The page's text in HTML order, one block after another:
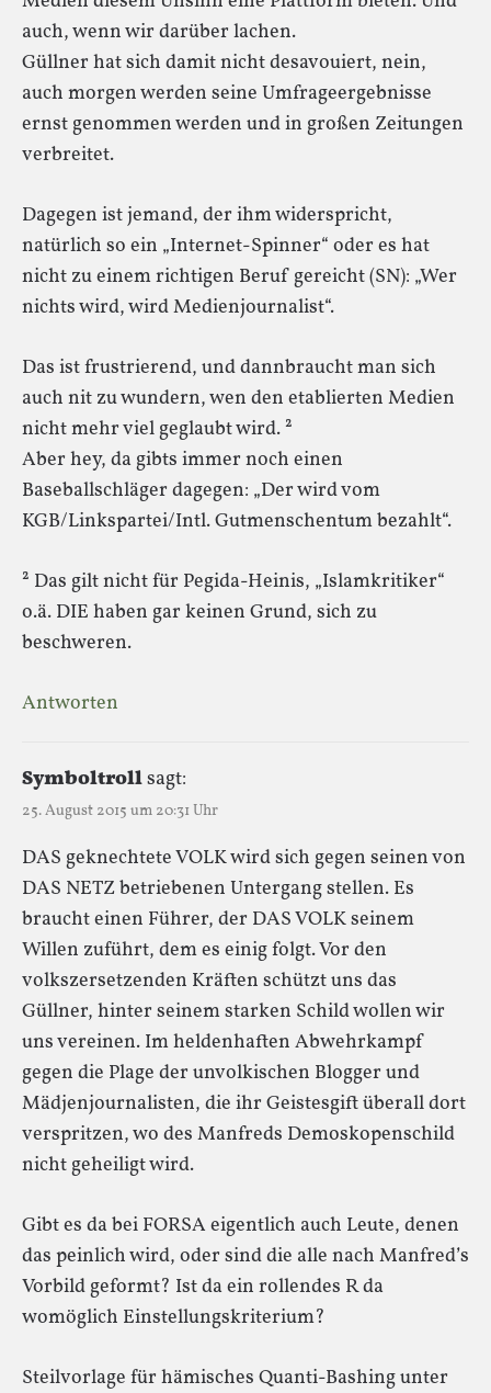
auch, wenn wir darüber lachen.
Güllner hat sich damit nicht desavouiert, nein,
auch morgen werden seine Umfrageergebnisse
ernst genommen werden und in großen Zeitungen
verbreitet.
Dagegen ist jemand, der ihm widerspricht,
natürlich so ein „Internet-Spinner“ oder es hat
nicht zu einem richtigen Beruf gereicht (SN): „Wer
nichts wird, wird Medienjournalist“.
Das ist frustrierend, und dannbraucht man sich
auch nit zu wundern, wen den etablierten Medien
nicht mehr viel geglaubt wird. ²
Aber hey, da gibts immer noch einen
Baseballschläger dagegen: „Der wird vom
KGB/Linkspartei/Intl. Gutmenschentum bezahlt“.
² Das gilt nicht für Pegida-Heinis, „Islamkritiker“
o.ä. DIE haben gar keinen Grund, sich zu
beschweren.
Antworten
Symboltrollsagt:
25. August 2015 um 20:31 Uhr
DAS geknechtete VOLK wird sich gegen seinen von
DAS NETZ betriebenen Untergang stellen. Es
braucht einen Führer, der DAS VOLK seinem
Willen zuführt, dem es einig folgt. Vor den
volkszersetzenden Kräften schützt uns das
Güllner, hinter seinem starken Schild wollen wir
uns vereinen. Im heldenhaften Abwehrkampf
gegen die Plage der unvolkischen Blogger und
Mädjenjournalisten, die ihr Geistesgift überall dort
verspritzen, wo des Manfreds Demoskopenschild
nicht geheiligt wird.
Gibt es da bei FORSA eigentlich auch Leute, denen
das peinlich wird, oder sind die alle nach Manfred’s
Vorbild geformt? Ist da ein rollendes R da
womöglich Einstellungskriterium?
Steilvorlage für hämisches Quanti-Bashing unter